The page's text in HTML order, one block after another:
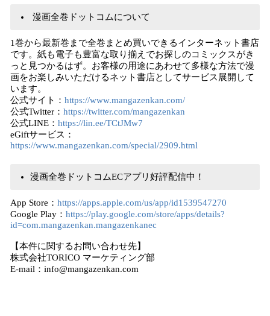
漫画全巻ドットコムについて
1巻から最新巻まで全巻まとめ買いできるインターネット書店
です。紙も電子も豊富な取り揃えでお探しのコミックスがき
っと見つかるはず。お客様の用途にあわせて多様な方法で漫
画をお楽しみいただけるネット書店としてサービス展開して
います。
公式サイト： https://www.mangazenkan.com/
公式Twitter： https://twitter.com/mangazenkan
公式LINE： https://lin.ee/TCtJMw7
eGiftサービス：
https://www.mangazenkan.com/special/2909.html
漫画全巻ドットコムECアプリ好評配信中！
App Store： https://apps.apple.com/us/app/id1539547270
Google Play： https://play.google.com/store/apps/details?
id=com.mangazenkan.mangazenkanec
【本件に関するお問い合わせ先】
株式会社TORICO マーケティング部
E-mail：info@mangazenkan.com